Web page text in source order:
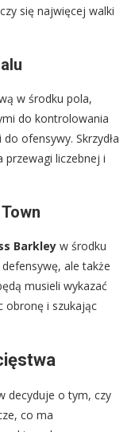
się najwięcej walki
w środku pola,
do kontrolowania
ofensywy. Skrzydła
liczebnej i
Barkley w środku
ale także
musieli wykazać
obronę i szukając
decyduje o tym, czy
co ma